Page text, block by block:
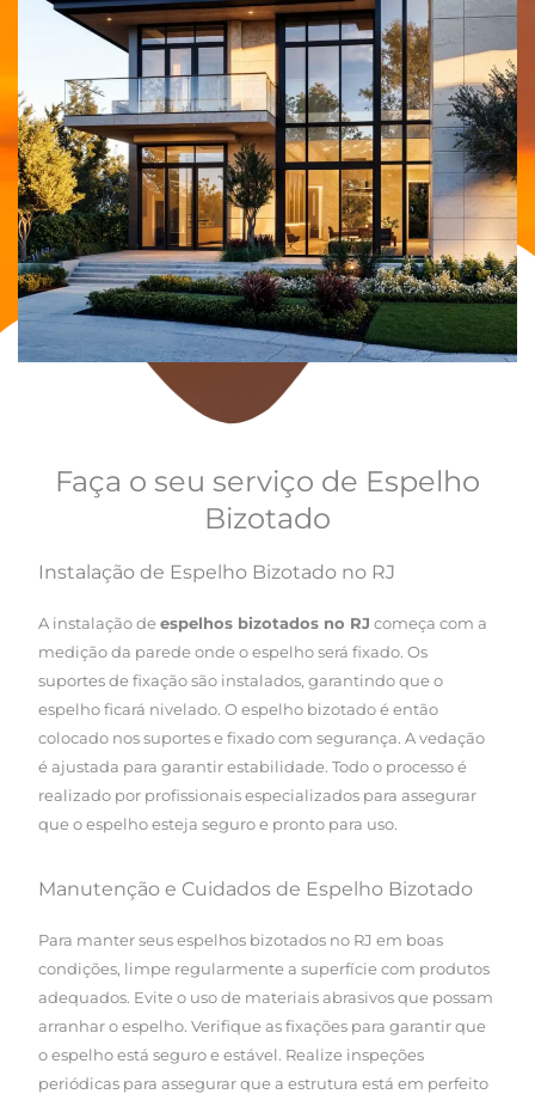
Faça o seu serviço de Espelho
Bizotado
Instalação de Espelho Bizotado no RJ
A instalação deespelhos bizotados no RJ começa com a
medição da parede onde o espelho será fixado. Os
suportes de fixação são instalados, garantindo que o
espelho ficará nivelado. O espelho bizotado é então
colocado nos suportes e fixado com segurança. A vedação
é ajustada para garantir estabilidade. Todo o processo é
realizado por profissionais especializados para assegurar
que o espelho esteja seguro e pronto para uso.
Manutenção e Cuidados de Espelho Bizotado
Para manter seus espelhos bizotados no RJ em boas
condições, limpe regularmente a superfície com produtos
adequados. Evite o uso de materiais abrasivos que possam
arranhar o espelho. Verifique as fixações para garantir que
o espelho está seguro e estável. Realize inspeções
periódicas para assegurar que a estrutura está em perfeito